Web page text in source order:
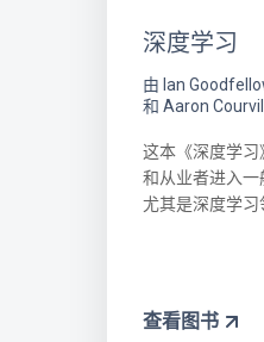
深度学习
由 Ian
和 Aaron
这本《深度学
和从业者进入一
尤其是深度学习
查看图书